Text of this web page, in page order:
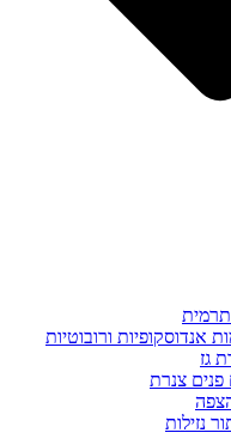
תרמית
אנדוסקופיות ורובוטיות
גז
פנים צנרת
נזילות